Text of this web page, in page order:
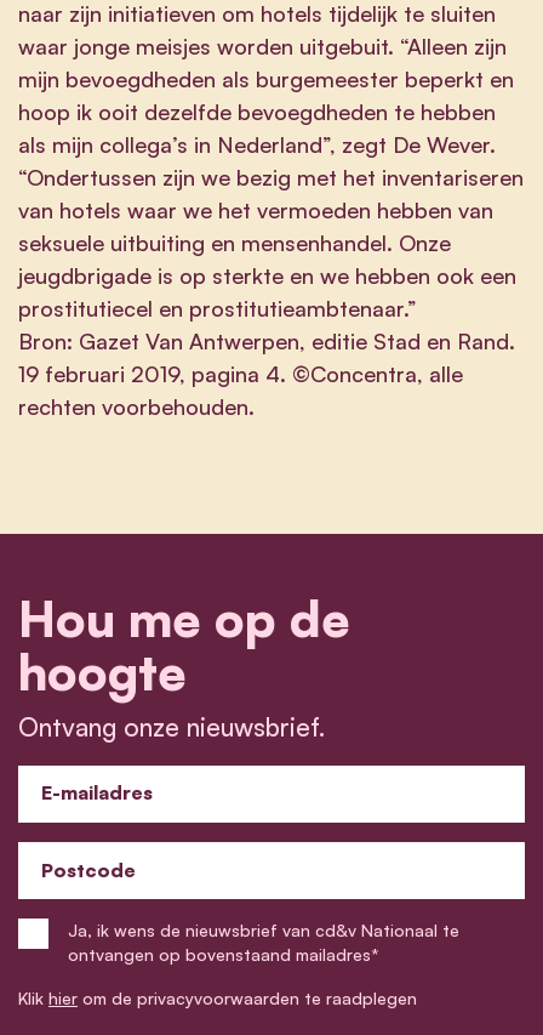
naar zijn initiatieven om hotels tijdelijk te sluiten
waar jonge meisjes worden uitgebuit. “Alleen zijn
mijn bevoegdheden als burgemeester beperkt en
hoop ik ooit dezelfde bevoegdheden te hebben
als mijn collega’s in Nederland”, zegt De Wever.
“Ondertussen zijn we bezig met het inventariseren
van hotels waar we het vermoeden hebben van
seksuele uitbuiting en mensenhandel. Onze
jeugdbrigade is op sterkte en we hebben ook een
prostitutiecel en prostitutieambtenaar.”
Bron: Gazet Van Antwerpen, editie Stad en Rand.
19 februari 2019, pagina 4. ©Concentra, alle
rechten voorbehouden.
Hou me op de
hoogte
Ontvang onze nieuwsbrief.
E-mailadres
Postcode
Ja, ik wens de nieuwsbrief van cd&v Nationaal te
ontvangen op bovenstaand mailadres*
Klik hier om de privacyvoorwaarden te raadplegen